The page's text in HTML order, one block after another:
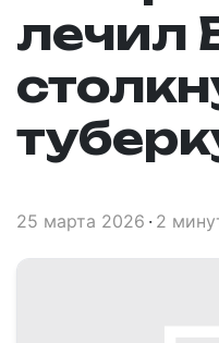
лечил
25 марта 2026 2